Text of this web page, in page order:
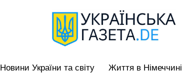
Hовини України та світу Життя в Німеччині